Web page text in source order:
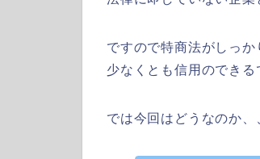
ですので特商法がしっ
少なくとも信用のでき
では今回はどうなのか、